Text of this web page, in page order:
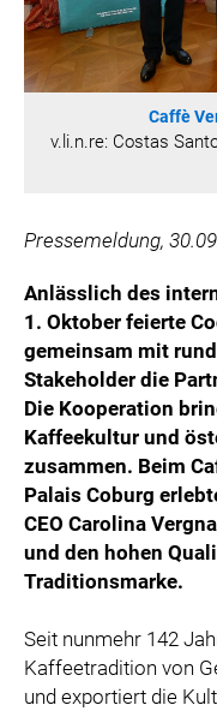
Finlandia
RÖMERQUELLE
ÖSTERREICHISCHE
KESCH
CULINARIUS
VIER HOCH VIER
ALFIES
HANNERSBERG
WILHELM-EXNER-
ADMIRAL SPORTWETTEN
EWP RECYCLING PFAND
ANNEMARIE CHARITY
IMPERIAL MARKETS
SPECIAL OLYMPICS
MEDIA
Caffè
v.li.n.re: Costas
Pressemeldung,
Anlässlich des
1. Oktober feierte
gemeinsam mit
Stakeholder die
Die Kooperation
Kaffeekultur und
zusammen. Beim
Palais Coburg
CEO Carolina
und den hohen
Traditionsmarke.
Seit nunmehr 142
Kaffeetradition von
und exportiert die